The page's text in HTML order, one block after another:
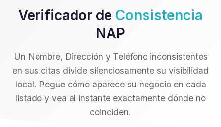
Verificador de Consistencia
NAP
Un Nombre, Dirección y Teléfono inconsistentes
en sus citas divide silenciosamente su visibilidad
local. Pegue cómo aparece su negocio en cada
listado y vea al instante exactamente dónde no
coinciden.